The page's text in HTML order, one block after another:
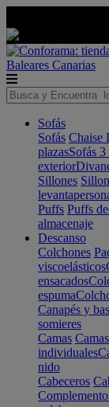
Baleares Canarias
Sofás
Sofás Chaise
plazasSofás 3
exterior
Sillones
Puffs Puffs
almacenaje
Descanso
Colchones
viscoelásticos
ensacados
espuma
Canapés y
somieres
Camas
individuales
nido
Cabeceros